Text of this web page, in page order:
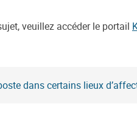
veuillez accéder le portail
dans certains lieux